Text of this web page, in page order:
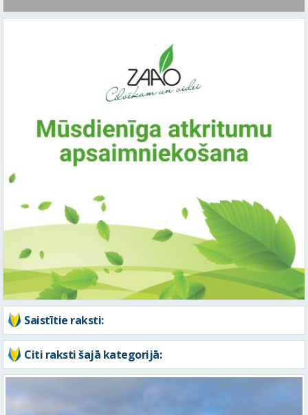
Saistītie raksti:
Citi raksti šajā kategorijā: